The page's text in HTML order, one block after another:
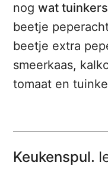
nogwat tuinkers
beetje
beetje extra
smeerkaas,
tomaat en
Keukenspul.